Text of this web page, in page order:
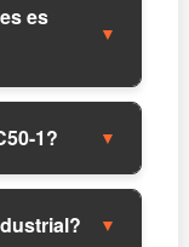
es
▼
1? ▼
▼